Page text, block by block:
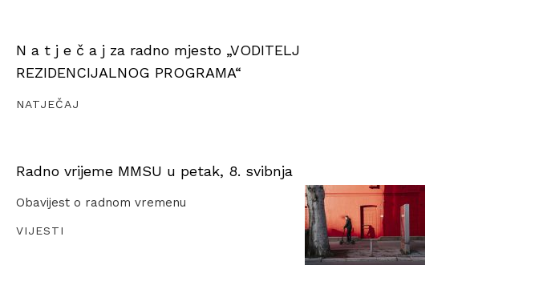
N a t j e č a j za radno mjesto „VODITELJ
REZIDENCIJALNOG PROGRAMA“
NATJEČAJ
Radno vrijeme MMSU u petak, 8. svibnja
Obavijest o radnom vremenu
VIJESTI